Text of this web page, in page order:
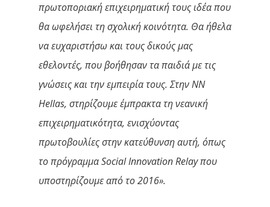
πρωτοποριακή επιχειρηματική τους ιδέα που
θα ωφελήσει τη σχολική κοινότητα. Θα ήθελα
να ευχαριστήσω και τους δικούς μας
εθελοντές, που βοήθησαν τα παιδιά με τις
γνώσεις και την εμπειρία τους. Στην NN
Hellas, στηρίζουμε έμπρακτα τη νεανική
επιχειρηματικότητα, ενισχύοντας
πρωτοβουλίες στην κατεύθυνση αυτή, όπως
το πρόγραμμα Social Innovation Relay που
υποστηρίζουμε από το 2016».